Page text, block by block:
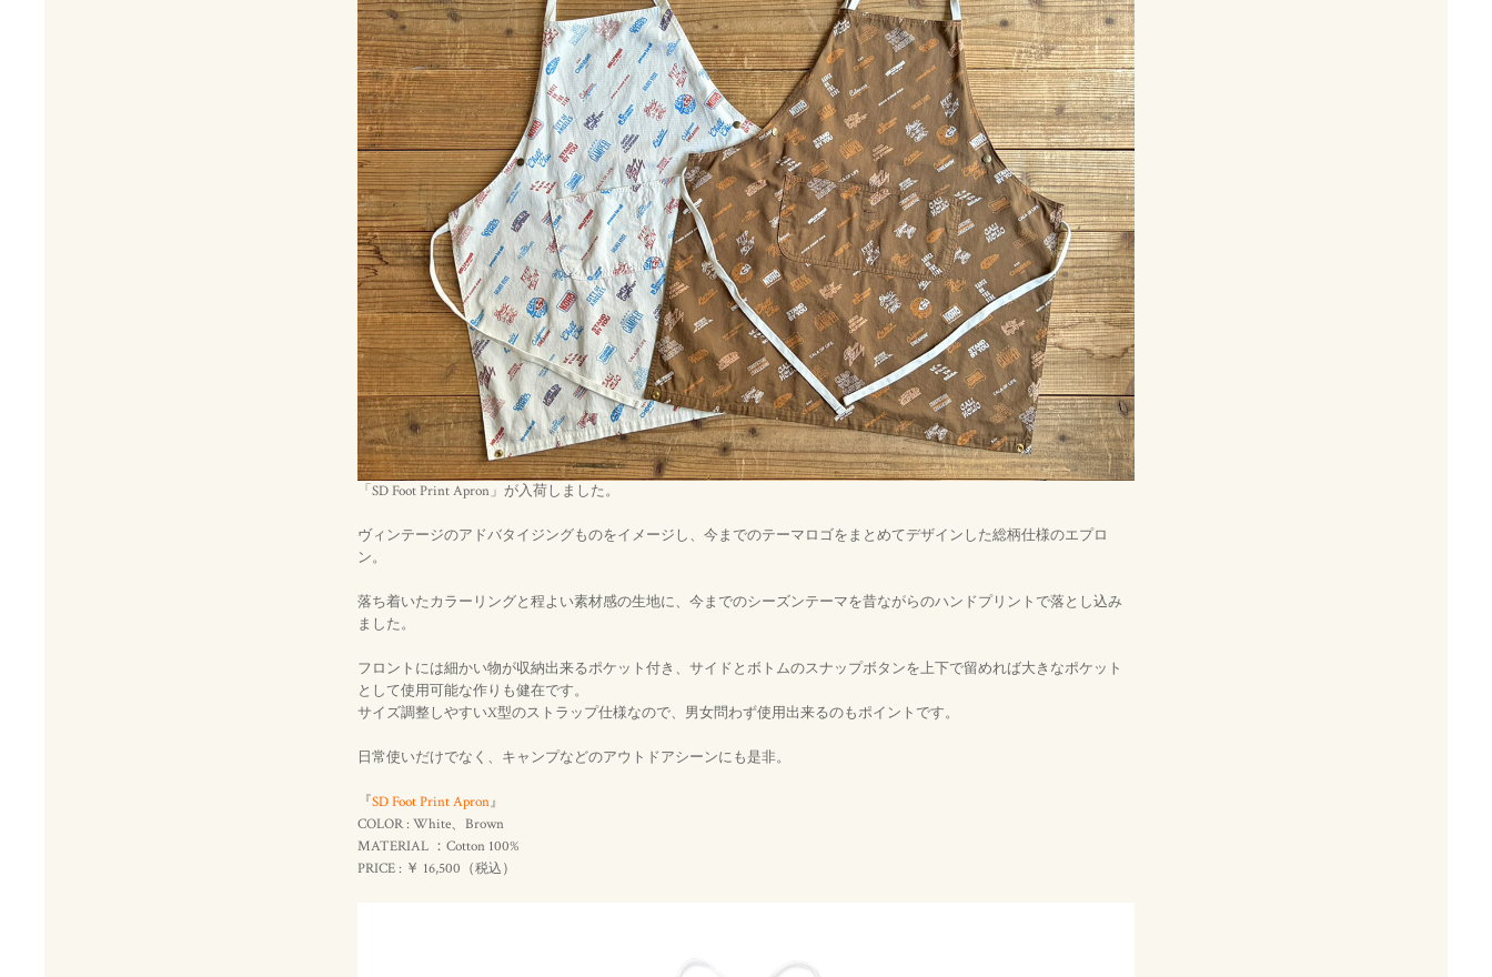
「SD Foot Print Apron」が入荷しました。
ヴィンテージのアドバタイジングものをイメージし、今までのテーマロゴをまとめてデザインした総柄仕様のエプロ
ン。
落ち着いたカラーリングと程よい素材感の生地に、今までのシーズンテーマを昔ながらのハンドプリントで落とし込み
ました。
フロントには細かい物が収納出来るポケット付き、サイドとボトムのスナップボタンを上下で留めれば大きなポケット
として使用可能な作りも健在です。
サイズ調整しやすいX型のストラップ仕様なので、男女問わず使用出来るのもポイントです。
日常使いだけでなく、キャンプなどのアウトドアシーンにも是非。
『SD Foot Print Apron』
COLOR : White、Brown
MATERIAL ：Cotton 100%
PRICE : ￥ 16,500（税込 ）